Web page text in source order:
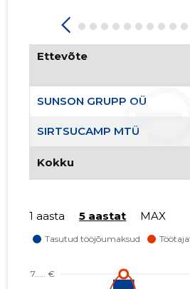
Ettevõte
SUNSON GRUPP OÜ
SIRTSUCAMP MTÜ
Kokku
1 aasta 5 aastat MAX